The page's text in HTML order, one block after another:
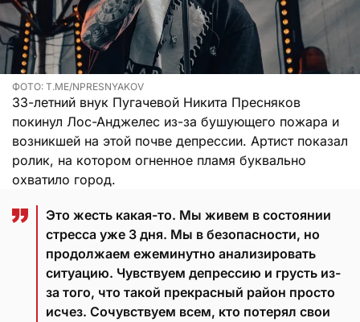
ФОТО: T.ME/NPRESNYAKOV
33-летний внук Пугачевой Никита Пресняков
покинул Лос-Анджелес из-за бушующего пожара и
возникшей на этой почве депрессии. Артист показал
ролик, на котором огненное пламя буквально
охватило город.
Это жесть какая-то. Мы живем в состоянии
стресса уже 3 дня. Мы в безопасности, но
продолжаем ежеминутно анализировать
ситуацию. Чувствуем депрессию и грусть из-
за того, что такой прекрасный район просто
исчез. Сочувствуем всем, кто потерял свои